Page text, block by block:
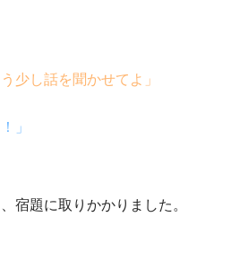
少し話を聞かせてよ」
」
宿題に取りかかりました。